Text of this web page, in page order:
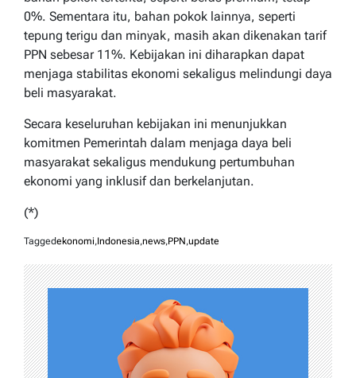
0%. Sementara itu, bahan pokok lainnya, seperti
tepung terigu dan minyak, masih akan dikenakan tarif
PPN sebesar 11%. Kebijakan ini diharapkan dapat
menjaga stabilitas ekonomi sekaligus melindungi daya
beli masyarakat.
Secara keseluruhan kebijakan ini menunjukkan
komitmen Pemerintah dalam menjaga daya beli
masyarakat sekaligus mendukung pertumbuhan
ekonomi yang inklusif dan berkelanjutan.
(*)
Taggedekonomi,Indonesia,news,PPN,update